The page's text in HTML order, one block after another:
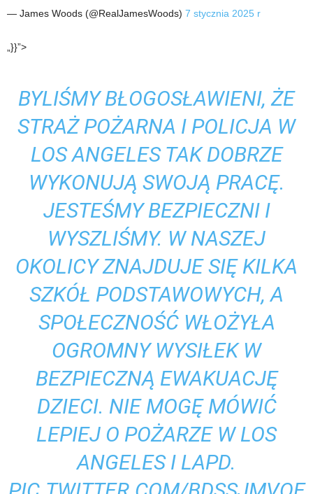
— James Woods (@RealJamesWoods) 7 stycznia 2025 r
„}}”>
BYLIŚMY BŁOGOSŁAWIENI, ŻE
STRAŻ POŻARNA I POLICJA W
LOS ANGELES TAK DOBRZE
WYKONUJĄ SWOJĄ PRACĘ.
JESTEŚMY BEZPIECZNI I
WYSZLIŚMY. W NASZEJ
OKOLICY ZNAJDUJE SIĘ KILKA
SZKÓŁ PODSTAWOWYCH, A
SPOŁECZNOŚĆ WŁOŻYŁA
OGROMNY WYSIŁEK W
BEZPIECZNĄ EWAKUACJĘ
DZIECI. NIE MOGĘ MÓWIĆ
LEPIEJ O POŻARZE W LOS
ANGELES I LAPD.